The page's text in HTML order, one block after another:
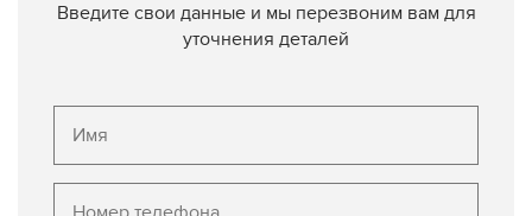
Введите свои данные и мы перезвоним вам для
уточнения деталей